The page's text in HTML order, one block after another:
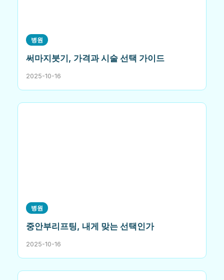
병원
써마지붓기, 가격과 시술 선택 가이드
2025-10-16
병원
중안부리프팅, 내게 맞는 선택인가
2025-10-16